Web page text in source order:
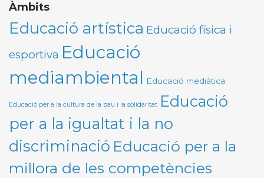
Àmbits
Educació artística Educació física i
esportiva Educació
mediambiental Educació mediàtica
Educació per a la cultura de la pau i la solidaritat Educació
per a la igualtat i la no
discriminació Educació per a la
millora de les competències